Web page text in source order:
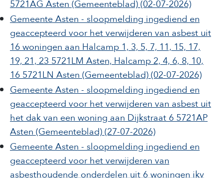
5721AG Asten (Gemeenteblad) (02-07-2026)
Gemeente Asten - sloopmelding ingediend en
geaccepteerd voor het verwijderen van asbest uit
16 woningen aan Halcamp 1, 3, 5, 7, 11, 15, 17,
19, 21, 23 5721LM Asten, Halcamp 2, 4, 6, 8, 10,
16 5721LN Asten (Gemeenteblad) (02-07-2026)
Gemeente Asten - sloopmelding ingediend en
geaccepteerd voor het verwijderen van asbest uit
het dak van een woning aan Dijkstraat 6 5721AP
Asten (Gemeenteblad) (27-07-2026)
Gemeente Asten - sloopmelding ingediend en
geaccepteerd voor het verwijderen van
asbesthoudende onderdelen uit 6 woningen ikv